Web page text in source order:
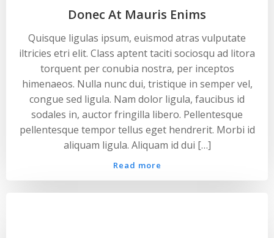
Donec At Mauris Enims
Quisque ligulas ipsum, euismod atras vulputate
iltricies etri elit. Class aptent taciti sociosqu ad litora
torquent per conubia nostra, per inceptos
himenaeos. Nulla nunc dui, tristique in semper vel,
congue sed ligula. Nam dolor ligula, faucibus id
sodales in, auctor fringilla libero. Pellentesque
pellentesque tempor tellus eget hendrerit. Morbi id
aliquam ligula. Aliquam id dui […]
Read more